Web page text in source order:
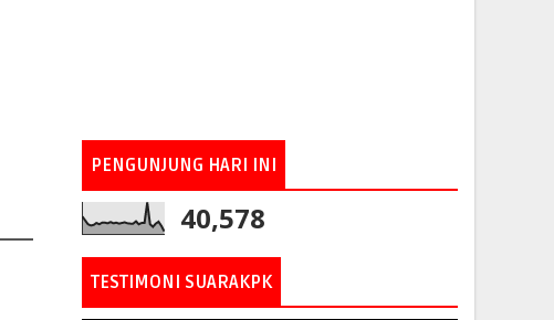
PENGUNJUNG HARI INI
40,578
TESTIMONI SUARAKPK